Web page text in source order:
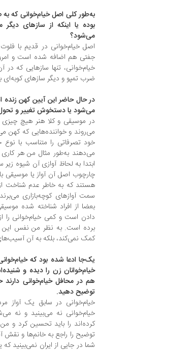
به‌طور کلی اصل خیام‌خوانی که
بوده یا اینکه از سازهای
می‌شود؟
اصل خیام‌خوانی در قدیم با
جفتی هم اضافه شده است و
خیام‌خوانی، تنها سازهایی که
ضرب تمپو و دیگر سازهای
در حال حاضر این آیین کهن
می‌شود یا دستخوش تغییر و
در موسیقی و کلا هنر هیچ چیزی
می‌روند و خواننده‌هایی که کهن
خود تصرفاتی را متناسب با نوع
می‌دهند به‌طور مثال من هر
ابتدا به لحاظ آوازی آن شیوه زیر
چارچوب اصل آن آواز یا
هستند که به خاطر عدم شناخت
سمت آوازهای کوچه‌بازاری
بعضا از افراد شناخته شده
دادن است و کمی خیام‌خوانی
برده است. به نظر من نفس این
کمک نمی‌کند، بلکه به آن
یک‌جا ادعا شده بود که
خیام‌خوانان زن را دیده‌ و
هم در محافل خیام‌خوانی دارند
توضیح دهید.
خیام‌خوانی در سابق یک آواز
خیام‌خوانی نه می‌بینید و نه
کرده‌اند را باید تحسین کرد و
توضیح را راجع به خانم‌ها و نقش
شما در جایی از ایران نمی‌بینید